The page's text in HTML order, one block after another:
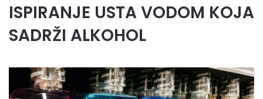
ISPIRANJE USTA VODOM KOJA
SADRŽI ALKOHOL